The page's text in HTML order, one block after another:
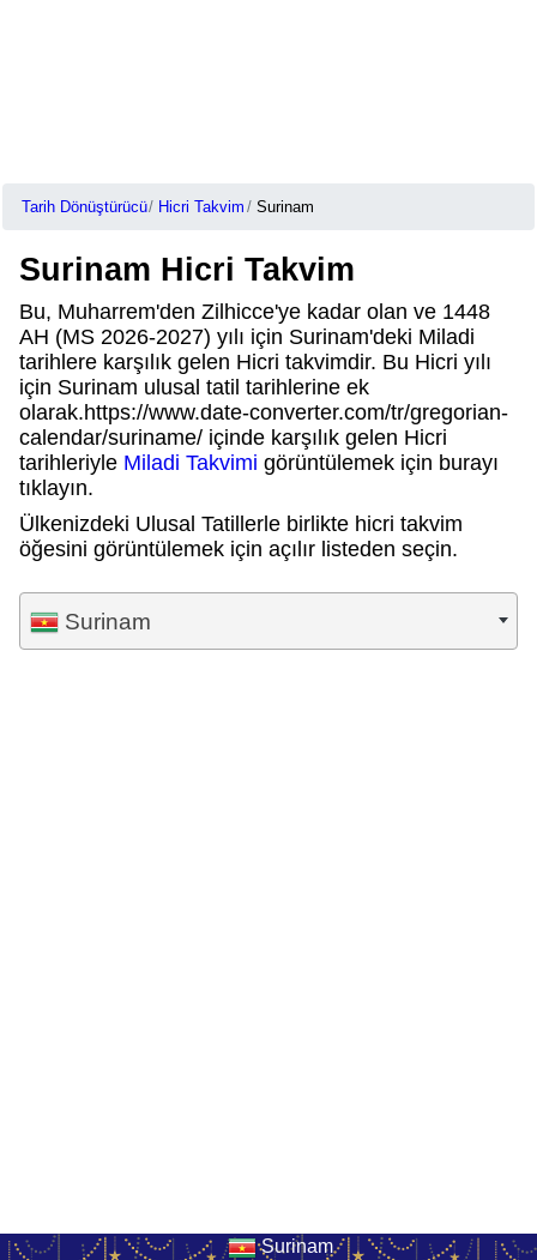
Tarih Dönüştürücü Hicri Takvim Surinam
Surinam Hicri Takvim
Bu, Muharrem'den Zilhicce'ye kadar olan ve 1448
AH (MS 2026-2027) yılı için Surinam'deki Miladi
tarihlere karşılık gelen Hicri takvimdir. Bu Hicri yılı
için Surinam ulusal tatil tarihlerine ek
olarak.https://www.date-converter.com/tr/gregorian-
calendar/suriname/ içinde karşılık gelen Hicri
tarihleriyle Miladi Takvimi görüntülemek için burayı
tıklayın.
Ülkenizdeki Ulusal Tatillerle birlikte hicri takvim
öğesini görüntülemek için açılır listeden seçin.
Surinam
Surinam